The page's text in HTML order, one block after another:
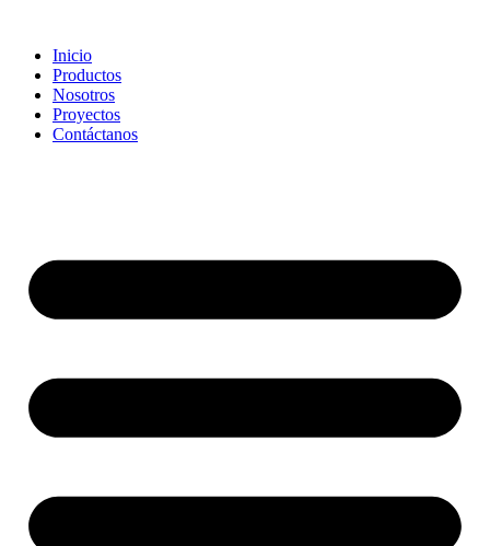
contenido
Inicio
Productos
Nosotros
Proyectos
Contáctanos